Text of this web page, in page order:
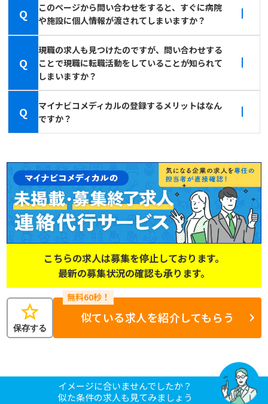
Q
このページから問い合わせをすると、すぐに病院
や施設に個人情報が渡されてしまいますか？
Q
現職の求人も見つけたのですが、問い合わせする
ことで現職に転職活動をしていることが知られて
しまいますか？
Q
マイナビコメディカルの登録するメリットはなん
ですか？
こちらの求人は募集を停止しております。
最新の募集状況の確認も承ります。
star
保存する
似ている求人を紹介してもらう
イメージに合いませんでしたか？
似た条件の求人も見てみましょう